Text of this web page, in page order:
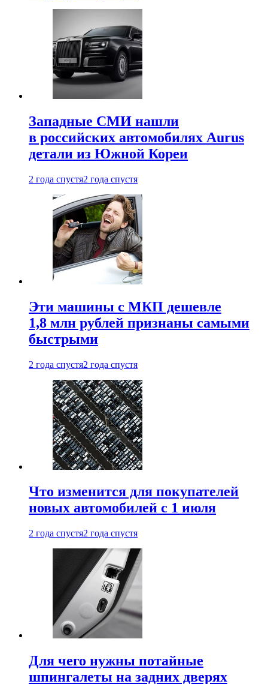
Западные СМИ нашли
в российских автомобилях Aurus
детали из Южной Кореи
2 года спустя2 года спустя
Эти машины с МКП дешевле
1,8 млн рублей признаны самыми
быстрыми
2 года спустя2 года спустя
Что изменится для покупателей
новых автомобилей с 1 июля
2 года спустя2 года спустя
Для чего нужны потайные
шпингалеты на задних дверях